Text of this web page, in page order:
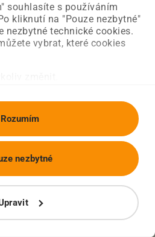
souhlasíte s používáním
kliknutí na "Pouze nezbytné"
nezbytné technické cookies.
vybrat, které cookies
Rozumím
nezbytné
Úvodní strana